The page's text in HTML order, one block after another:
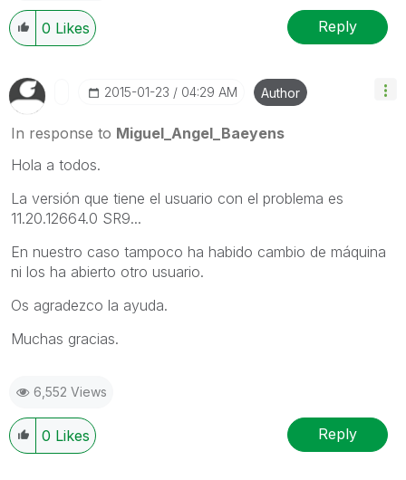
0 Likes Reply
‎2015-01-23 04:29 AM Author
In response to Miguel_Angel_Baeyens
Hola a todos.
La versión que tiene el usuario con el problema es
11.20.12664.0 SR9...
En nuestro caso tampoco ha habido cambio de máquina
ni los ha abierto otro usuario.
Os agradezco la ayuda.
Muchas gracias.
6,552 Views
0 Likes Reply